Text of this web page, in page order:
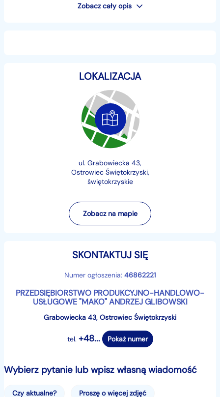
27-400 Ostrowiec Św.
Naszą całą ofertę znajdziesz na stronie
Niniejsze ogłoszenie jest wyłącznie informacją
handlową i nie stanowi oferty w myśl art. 66, § 1.
Sprzedający nie odpowiada za ewentualne błędy lub
nieaktualność ogłoszenia.
Zobacz cały opis
LOKALIZACJA
ul. Grabowiecka 43,
Ostrowiec Świętokrzyski,
świętokrzyskie
Zobacz na mapie
SKONTAKTUJ SIĘ
Numer ogłoszenia: 46862221
PRZEDSIĘBIORSTWO PRODUKCYJNO-HANDLOWO-
USŁUGOWE "MAKO" ANDRZEJ GLIBOWSKI
Grabowiecka 43, Ostrowiec Świętokrzyski
tel. +48... Pokaż numer
Wybierz pytanie lub wpisz własną wiadomość
Czy aktualne? Proszę o więcej zdjęć